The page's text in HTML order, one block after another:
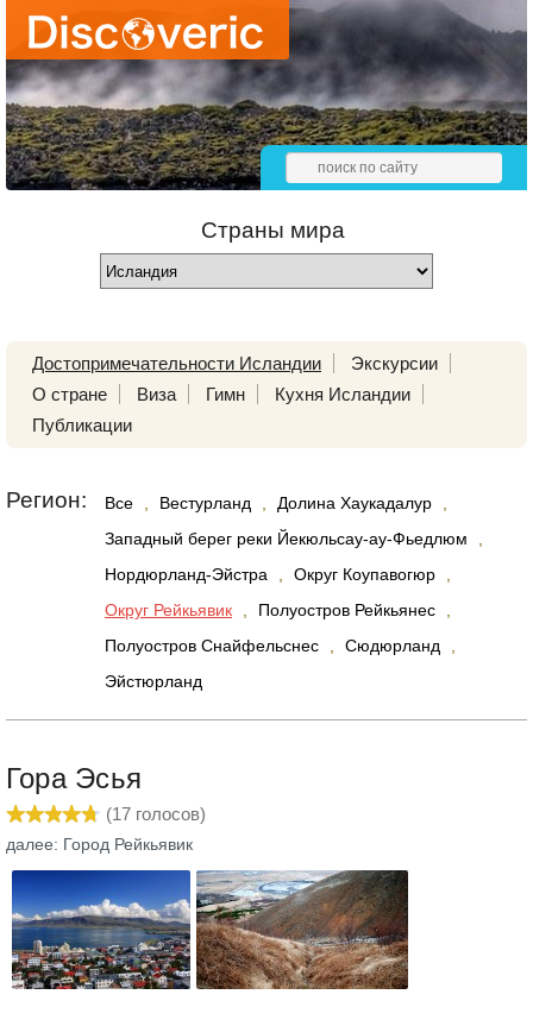
Страны мира
Достопримечательности Исландии
Экскурсии
О стране
Виза Гимн
Кухня Исландии
Публикации
Регион: Все Вестурланд Долина Хаукадалур
Западный берег реки Йекюльсау-ау-Фьедлюм
Нордюрланд-Эйстра
Округ Коупавогюр
Округ Рейкьявик
Полуостров Рейкьянес
Полуостров Снайфельснес
Сюдюрланд
Эйстюрланд
Гора Эсья
(17 голосов)
далее: Город Рейкьявик